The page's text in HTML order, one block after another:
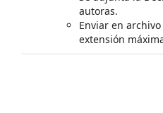
autoras.
Enviar en
extensión